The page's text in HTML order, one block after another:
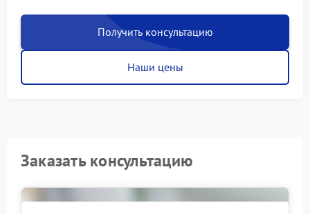
Получить консультацию
Наши цены
Заказать консультацию